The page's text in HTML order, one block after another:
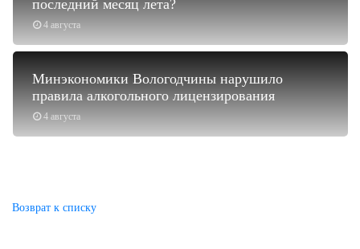
4 августа
последний месяц лета?
4 августа
Минэкономики Вологодчины нарушило
правила алкогольного лицензирования
Возврат к списку